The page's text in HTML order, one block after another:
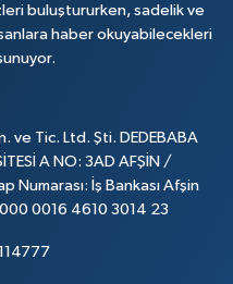
buluştururken, sadelik ve
haber okuyabilecekleri
ve Tic. Ltd. Şti. DEDEBABA
A NO: 3AD AFŞİN /
Numarası: İş Bankası Afşin
0016 4610 3014 23